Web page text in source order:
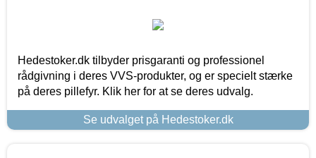
Hedestoker.dk tilbyder prisgaranti og professionel
rådgivning i deres VVS-produkter, og er specielt stærke
på deres pillefyr. Klik her for at se deres udvalg.
Se udvalget på Hedestoker.dk